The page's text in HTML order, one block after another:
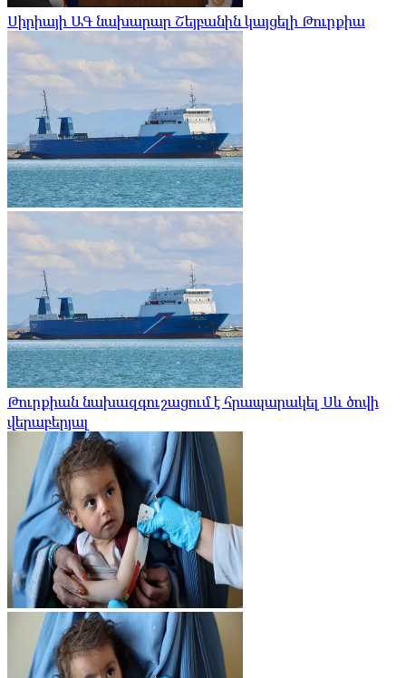
Սիրիայի ԱԳ նախարար Շեյբանին կայցելի Թուրքիա
Թուրքիան նախազգուշացում է հրապարակել Սև ծովի
վերաբերյալ